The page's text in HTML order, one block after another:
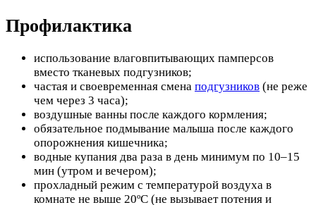
Профилактика
использование влаговпитывающих памперсов
вместо тканевых подгузников;
частая и своевременная смена подгузников (не реже
чем через 3 часа);
воздушные ванны после каждого кормления;
обязательное подмывание малыша после каждого
опорожнения кишечника;
водные купания два раза в день минимум по 10–15
мин (утром и вечером);
прохладный режим с температурой воздуха в
комнате не выше 20ºC (не вызывает потения и